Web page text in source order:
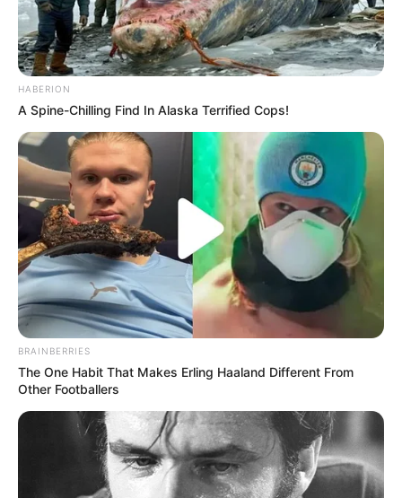
Apa kewarganegaraan Amel Alvi?
Kewarganegaraannya adalah Indonesia.
Jika dibandingkan dengan dahulu, Amel Alvi sudah melakukan
banyak perubahan positif. Ia juga sudah lebih fokus terhadap
kariernya di industri hiburan.
TAGS AKTRIS AMEL ALVI SELEBRITI INDONESIA
HABERION
A Spine-Chilling Find In Alaska Terrified Cops!
BRAINBERRIES
The One Habit That Makes Erling Haaland Different From
Other Footballers